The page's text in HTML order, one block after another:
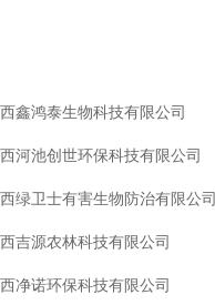
鑫鸿泰生物科技有限公司
河池创世环保科技有限公司
绿卫士有害生物防治有限公司
吉源农林科技有限公司
净诺环保科技有限公司